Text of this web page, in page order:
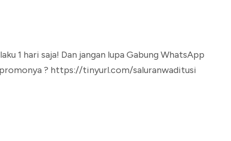
1 hari saja! Dan jangan lupa Gabung WhatsApp
? https://tinyurl.com/saluranwaditusi